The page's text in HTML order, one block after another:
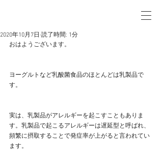
2020年10月7日 読了時間: 1分
おはようございます。
ヨーグルトなど乳酸菌食品のほとんどは乳製品で
す。
実は、乳製品がアレルギーを起こすこともありま
す。乳製品で起こるアレルギーは遅延型と呼ばれ、
頻繁に摂取することで発症率が上がると言われてい
ます。